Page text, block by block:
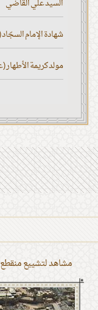
السيد علي القاضي
شهادة الإمام
مولد كريمة الأطهار
مشاهد لتشييع منقطع